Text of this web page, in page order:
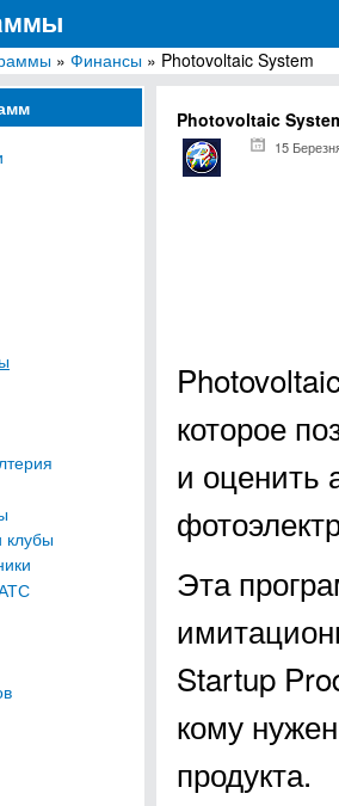
компьютерных программ для Windows
» Финансы » Photovoltaic System
клубы
Photovoltaic
15
которое
и оценить
Эта
Startup
кому
продукта.